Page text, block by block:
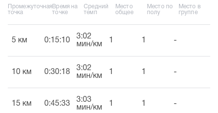
Промежуточная
точка
Время на
точке
Средний
темп
Место
общее
Место по
полу
Место в
группе
5 км 0:15:10
3:02
мин/км
-
10 км 0:30:18
3:02
мин/км
-
15 км 0:45:33
3:03
мин/км
-